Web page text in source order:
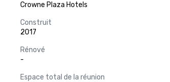
Crowne Plaza Hotels
Construit
2017
Rénové
-
Espace total de la réunion